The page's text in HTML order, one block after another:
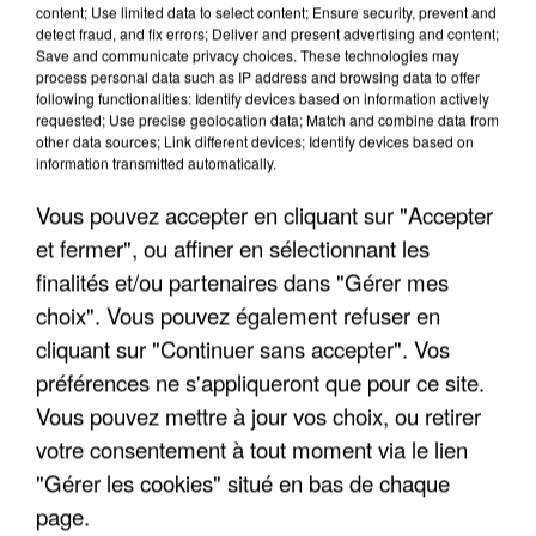
Taille maximum : 500 caractères
Votre CV
L'upload de fichier est limité à 2Mo pour les images et PDF et 5Mo pour les
Votre lettre de motivation
L'upload de fichier est limité à 2Mo pour les images et PDF et 5Mo pour les
audios.
Envoyer la candidature
content; Use limited data to select content; Ensure security, prevent and
detect fraud, and fix errors; Deliver and present advertising and content;
Save and communicate privacy choices. These technologies may
process personal data such as IP address and browsing data to offer
following functionalities: Identify devices based on information actively
requested; Use precise geolocation data; Match and combine data from
other data sources; Link different devices; Identify devices based on
information transmitted automatically.
Vous pouvez accepter en cliquant sur "Accepter
et fermer", ou affiner en sélectionnant les
finalités et/ou partenaires dans "Gérer mes
choix". Vous pouvez également refuser en
cliquant sur "Continuer sans accepter". Vos
préférences ne s'appliqueront que pour ce site.
Vous pouvez mettre à jour vos choix, ou retirer
votre consentement à tout moment via le lien
"Gérer les cookies" situé en bas de chaque
page.